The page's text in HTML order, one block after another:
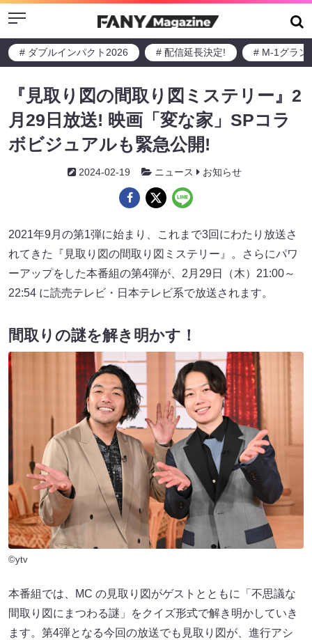
Menu
# ダブルインパクト2026 # 配信延長決定! # M-1グラン
『見取り図の間取り図ミステリー』2
月29日放送! 映画「変な家」SPコラ
ボビジュアルも緊急公開!
2024-02-19 ニュース お知らせ
2021年9月の第1弾に始まり、これまで3回にわたり放送さ
れてきた『見取り図の間取り図ミステリー』。さらにパワ
ーアップをした本番組の第4弾が、2月29日（木）21:00～
22:54 に読売テレビ・日本テレビ系で放送されます。
間取りの謎を解き明かす！
©ytv
本番組では、MC の見取り図がゲストとともに「不思議な
間取り図にまつわる謎」をクイズ形式で解き明かしていき
ます。第4弾となる今回の放送でも見取り図が、進行アシ